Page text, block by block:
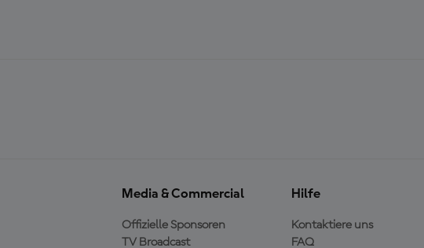
Media & Commercial
Offizielle Sponsoren
TV Broadcast
Hilfe
Kontaktiere uns
FAQ